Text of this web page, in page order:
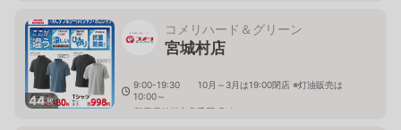
44枚
コメリハード＆グリーン
宮城村店
9:00-19:30 10月～3月は19:00閉店 ※灯油販売は
10:00～
群馬県前橋市鼻毛石町184-1